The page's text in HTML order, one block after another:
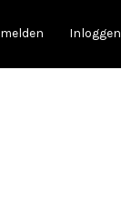
Inloggen